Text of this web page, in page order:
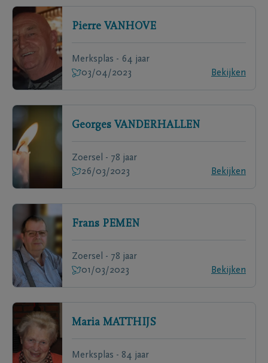
Pierre VANHOVE
Merksplas - 64 jaar
03/04/2023
Bekijken
Georges VANDERHALLEN
Zoersel - 78 jaar
26/03/2023
Bekijken
Frans PEMEN
Zoersel - 78 jaar
01/03/2023
Bekijken
Maria MATTHIJS
Merksplas - 84 jaar